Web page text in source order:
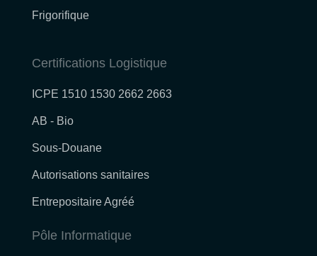
Frigorifique
Certifications Logistique
ICPE 1510 1530 2662 2663
AB - Bio
Sous-Douane
Autorisations sanitaires
Entrepositaire Agréé
Pôle Informatique